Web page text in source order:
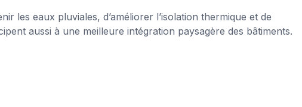
les eaux pluviales, d’améliorer l’isolation thermique et de
aussi à une meilleure intégration paysagère des bâtiments.